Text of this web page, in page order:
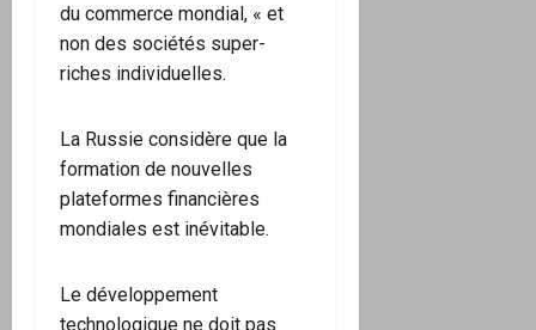
du commerce mondial, « et
non des sociétés super-
riches individuelles.
La Russie considère que la
formation de nouvelles
plateformes financières
mondiales est inévitable.
Le développement
technologique ne doit pas